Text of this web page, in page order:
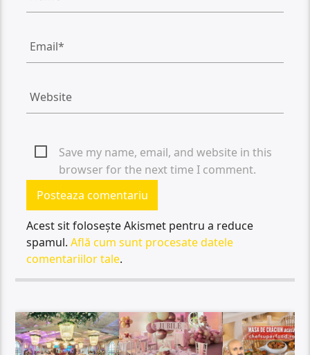
Save my name, email, and website in this
browser for the next time I comment.
Acest sit folosește Akismet pentru a reduce
spamul.Află cum sunt procesate datele
comentariilor tale.